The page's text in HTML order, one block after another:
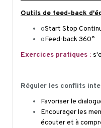
Outils de feed-back
oStart Stop
oFeed-back 360°
Exercices pratiques :
Réguler les conflits
Favoriser le
Encourager les
écouter et à